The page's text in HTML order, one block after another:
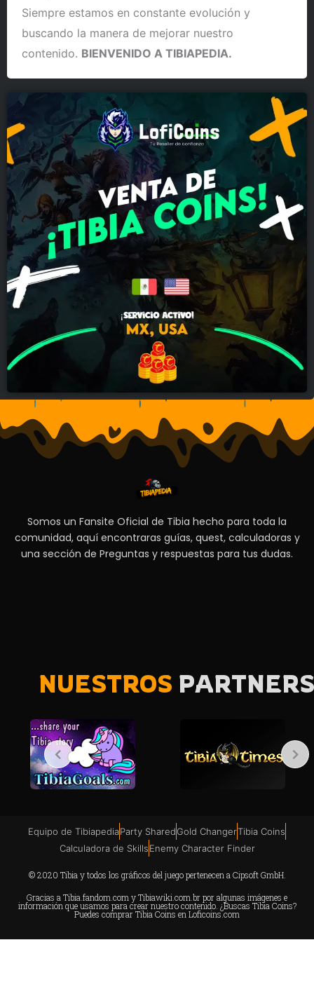
Siempre estamos en constante evolución y
buscando la manera de mejorar nuestro
contenido. BIENVENIDO A TIBIAPEDIA.
Somos un Fansite Oficial de Tibia hecho para toda la
comunidad, aquí encontraras guías, quest, calculadoras y
una sección de Preguntas y respuestas para tus dudas.
NUESTROS PARTNERS
Equipo de TibiapediaParty SharedGold ChangerTibia Coins
Calculadora de SkillsEnemy Character Finder
© 2020 Tibia y todos los gráficos del juego pertenecen a Cipsoft GmbH.
Gracias aTibia.fandom.comyTibiawiki.com.brpor algunas imágenes e
información que usamos para crear nuestro contenido. ¿Buscas Tibia Coins?
Puedes comprar Tibia Coins enLoficoins.com